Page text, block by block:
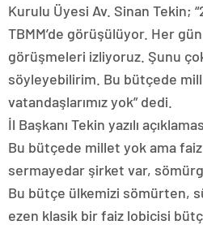
Kurulu Üyesi Av. Sinan Tekin;
TBMM’de görüşülüyor. Her
görüşmeleri izliyoruz. Şunu
söyleyebilirim. Bu bütçede
vatandaşlarımız yok” dedi.
İl Başkanı Tekin yazılı
Bu bütçede millet yok ama
sermayedar şirket var,
Bu bütçe ülkemizi sömürten,
ezen klasik bir faiz lobicisi